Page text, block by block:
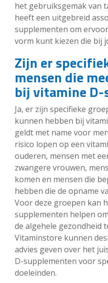
het gebruiksgemak van
heeft een uitgebreid
supplementen om
vorm kunt kiezen die bij
Zijn er
mensen die
bij vitamine
Ja, er zijn specifieke
kunnen hebben bij
geldt met name voor
risico lopen op een
ouderen, mensen met
zwangere vrouwen,
komen en mensen die
hebben die de opname
Voor deze groepen kan
supplementen helpen
de algehele gezondheid
Vitaminstore kunnen
advies geven over het
D-supplementen voor
doeleinden.